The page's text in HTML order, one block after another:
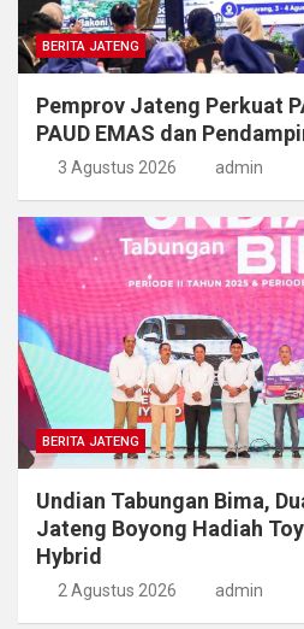
BERITA JATENG
Pemprov Jateng Perkuat
PAUD EMAS dan
3 Agustus 2026 admin
BERITA JATENG
Undian Tabungan Bima,
Jateng Boyong Hadiah
Hybrid
2 Agustus 2026 admin